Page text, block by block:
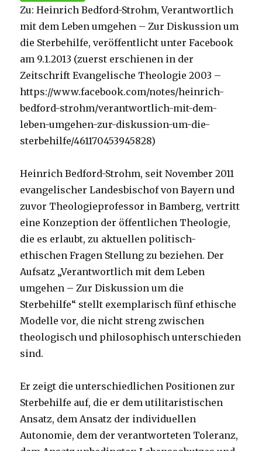
Zu: Heinrich Bedford-Strohm, Verantwortlich
mit dem Leben umgehen – Zur Diskussion um
die Sterbehilfe, veröffentlicht unter Facebook
am 9.1.2013 (zuerst erschienen in der
Zeitschrift Evangelische Theologie 2003 –
https://www.facebook.com/notes/heinrich-
bedford-strohm/verantwortlich-mit-dem-
leben-umgehen-zur-diskussion-um-die-
sterbehilfe/461170453945828)
Heinrich Bedford-Strohm, seit November 2011
evangelischer Landesbischof von Bayern und
zuvor Theologieprofessor in Bamberg, vertritt
eine Konzeption der öffentlichen Theologie,
die es erlaubt, zu aktuellen politisch-
ethischen Fragen Stellung zu beziehen. Der
Aufsatz „Verantwortlich mit dem Leben
umgehen – Zur Diskussion um die
Sterbehilfe“ stellt exemplarisch fünf ethische
Modelle vor, die nicht streng zwischen
theologisch und philosophisch unterschieden
sind.
Er zeigt die unterschiedlichen Positionen zur
Sterbehilfe auf, die er dem utilitaristischen
Ansatz, dem Ansatz der individuellen
Autonomie, dem der verantworteten Toleranz,